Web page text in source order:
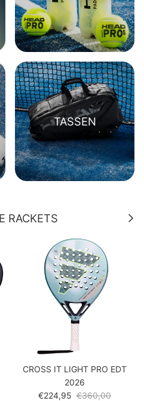
TASSEN
RACKETS
CROSS IT LIGHT PRO EDT
2026
Verkoopprijs
€224,95 Reguliere prijs
€360,00